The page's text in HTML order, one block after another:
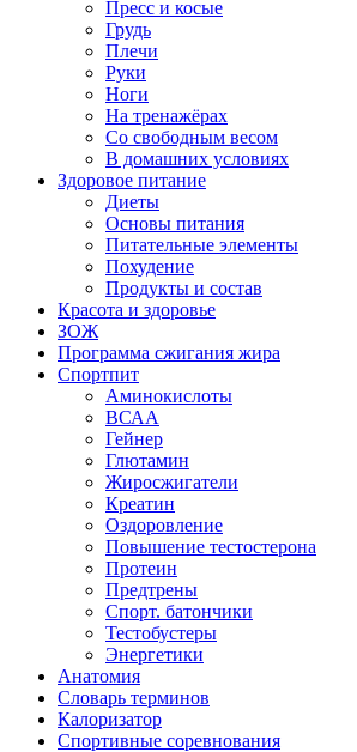
Пресс и косые
Грудь
Плечи
Руки
Ноги
На тренажёрах
Со свободным весом
В домашних условиях
Здоровое питание
Диеты
Основы питания
Питательные элементы
Похудение
Продукты и состав
Красота и здоровье
ЗОЖ
Программа сжигания жира
Спортпит
Аминокислоты
ВСАА
Гейнер
Глютамин
Жиросжигатели
Креатин
Оздоровление
Повышение тестостерона
Протеин
Предтрены
Спорт. батончики
Тестобустеры
Энергетики
Анатомия
Словарь терминов
Калоризатор
Спортивные соревнования